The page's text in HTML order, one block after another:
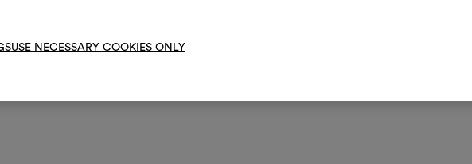
USE NECESSARY COOKIES ONLY
della manifattura tessile
tra innovazione tecnica, cultura
nuove possibilità.